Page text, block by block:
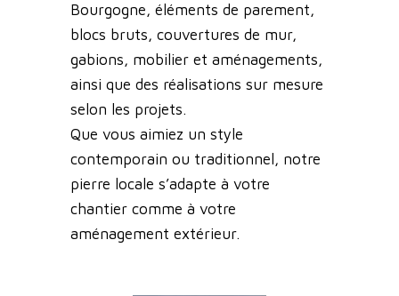
Bourgogne, éléments de parement,
blocs bruts, couvertures de mur,
gabions, mobilier et aménagements,
ainsi que des réalisations sur mesure
selon les projets.
Que vous aimiez un style
contemporain ou traditionnel, notre
pierre locale s’adapte à votre
chantier comme à votre
aménagement extérieur.